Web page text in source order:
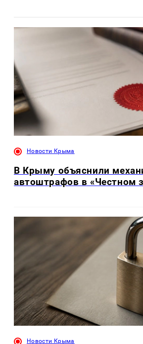
Новости Крыма
В Крыму объяснили
автоштрафов в «Честном
Новости Крыма